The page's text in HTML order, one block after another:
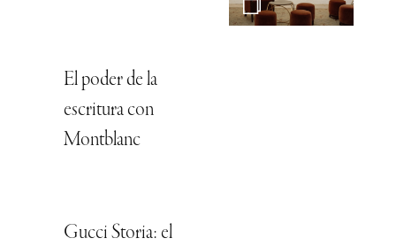
El poder de la
escritura con
Montblanc
Gucci Storia: el